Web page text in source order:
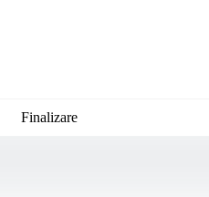
Finalizare